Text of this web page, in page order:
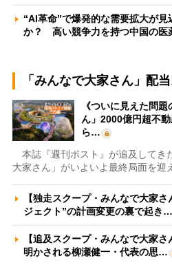
“AI革命”で爆発的な需要拡大が
か？ 高い競争力を持つ中国の
「みんなで大家さん」配
《ついに見えた問
ん」2000億円超不
ら…
本誌『週刊ポスト』が追及してき
大家さん」がいよいよ最終局面を迎
【独走スクープ・みんなで大家
ジェクト”の計画変更の裏で起き…
【追及スクープ・みんなで大家
明かされる柳瀬健一・代表の思…